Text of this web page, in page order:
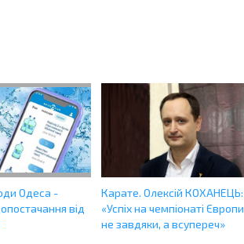
Одеса -
від
Карате. Олексій КОХАНЕЦЬ:
«Успіх на чемпіонаті Європи
не завдяки, а всупереч»